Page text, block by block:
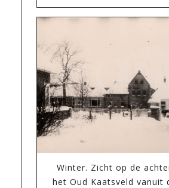
Winter. Zicht op de
het Oud Kaatsveld vanuit